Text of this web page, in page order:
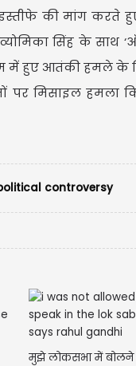
इस्तीफे की मांग करते
सिंह के साथ
में हुए आतंकी हमले
मिसाइल हमला
controversy
मुझे लोकसभा में बोलने